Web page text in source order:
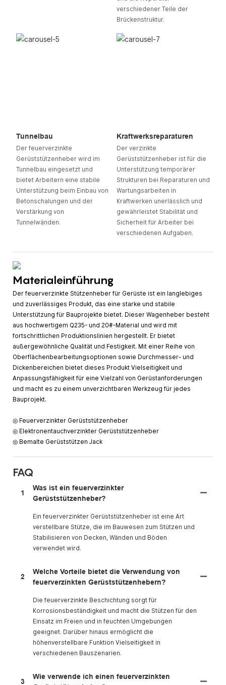
verschiedener Teile der
Brückenstruktur.
Tunnelbau
Der feuerverzinkte
Gerüststützenheber wird im
Tunnelbau eingesetzt und
bietet Arbeitern eine stabile
Unterstützung beim Einbau von
Betonschalungen und der
Verstärkung von
Tunnelwänden.
Kraftwerksreparaturen
Der verzinkte
Gerüststützenheber ist für die
Unterstützung temporärer
Strukturen bei Reparaturen und
Wartungsarbeiten in
Kraftwerken unerlässlich und
gewährleistet Stabilität und
Sicherheit für Arbeiter bei
verschiedenen Aufgaben.
Materialeinführung
Der feuerverzinkte Stützenheber für Gerüste ist ein langlebiges
und zuverlässiges Produkt, das eine starke und stabile
Unterstützung für Bauprojekte bietet. Dieser Wagenheber besteht
aus hochwertigem Q235- und 20#-Material und wird mit
fortschrittlichen Produktionslinien hergestellt. Er bietet
außergewöhnliche Qualität und Festigkeit. Mit einer Reihe von
Oberflächenbearbeitungsoptionen sowie Durchmesser- und
Dickenbereichen bietet dieses Produkt Vielseitigkeit und
Anpassungsfähigkeit für eine Vielzahl von Gerüstanforderungen
und macht es zu einem unverzichtbaren Werkzeug für jedes
Bauprojekt.
◎ Feuerverzinkter Gerüststützenheber
◎ Elektronentauchverzinkter Gerüststützenheber
◎ Bemalte Gerüststützen Jack
FAQ
1
Was ist ein feuerverzinkter
Gerüststützenheber?
Ein feuerverzinkter Gerüststützenheber ist eine Art
verstellbare Stütze, die im Bauwesen zum Stützen und
Stabilisieren von Decken, Wänden und Böden
verwendet wird.
2
Welche Vorteile bietet die Verwendung von
feuerverzinkten Gerüststützenhebern?
Die feuerverzinkte Beschichtung sorgt für
Korrosionsbeständigkeit und macht die Stützen für den
Einsatz im Freien und in feuchten Umgebungen
geeignet. Darüber hinaus ermöglicht die
höhenverstellbare Funktion Vielseitigkeit in
verschiedenen Bauszenarien.
3
Wie verwende ich einen feuerverzinkten